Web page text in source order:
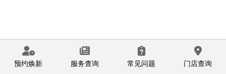
预约焕新 服务查询 常见问题 门店查询